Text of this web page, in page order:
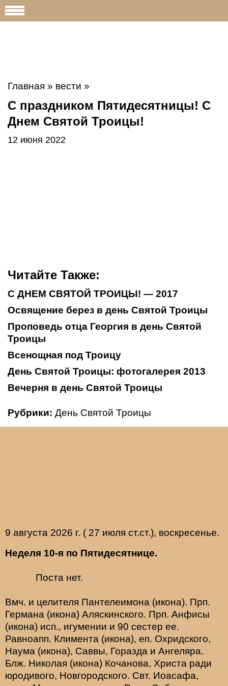
Главная » вести »
С праздником Пятидесятницы! С
Днем Святой Троицы!
12 июня 2022
Читайте Также:
С ДНЕМ СВЯТОЙ ТРОИЦЫ! — 2017
Освящение берез в день Святой Троицы
Проповедь отца Георгия в день Святой
Троицы
Всенощная под Троицу
День Святой Троицы: фотогалерея 2013
Вечерня в день Святой Троицы
Рубрики: День Святой Троицы
9 августа 2026 г. ( 27 июля ст.ст.), воскресенье.
Неделя 10-я по Пятидесятнице.
Поста нет.
Вмч. и целителя Пантелеимона (икона). Прп.
Германа (икона) Аляскинского. Прп. Анфисы
(икона) исп., игумении и 90 сестер ее.
Равноапп. Климента (икона), еп. Охридского,
Наума (икона), Саввы, Горазда и Ангеляра.
Блж. Николая (икона) Кочанова, Христа ради
юродивого, Новгородского. Свт. Иоасафа,